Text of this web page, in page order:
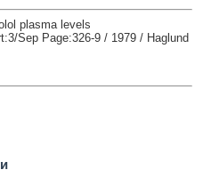
plasma levels
Sep Page:326-9 / 1979 / Haglund